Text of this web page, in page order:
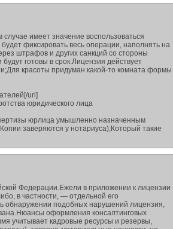
имеет значение воспользоваться
фиксировать весь операции, наполнять на
штрафов и других санкций со стороны
готовы в срок.Лицензия действует
красоты придуман какой-то комната формы
url]
юридического лица
юрлица умышленно назначенным
заверяются у нотариуса);Который такие
Федерации.Ежели в приложении к лицензии
в частности, — отдельной его
обнаружении подобных нарушений лицензия,
оформления консалтинговых
учитывает кадровые ресурсы и резервы,